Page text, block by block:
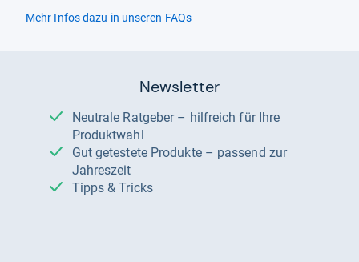
Mehr Infos dazu in unseren FAQs
Newsletter
Neutrale Ratgeber – hilfreich für Ihre
Produktwahl
Gut getestete Produkte – passend zur
Jahreszeit
Tipps & Tricks